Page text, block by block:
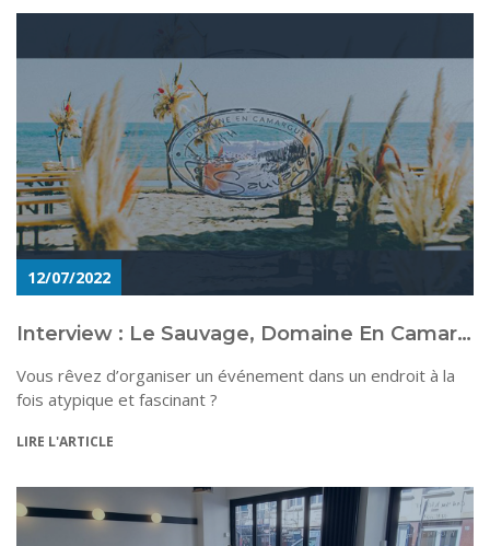
12/07/2022
Interview : Le Sauvage, Domaine En Camargue
Vous rêvez d’organiser un événement dans un endroit à la
fois atypique et fascinant ?
LIRE L'ARTICLE